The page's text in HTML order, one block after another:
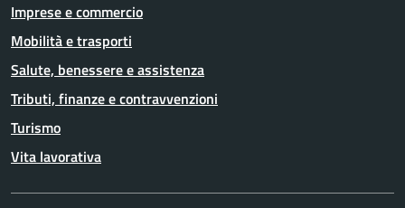
Imprese e commercio
Mobilità e trasporti
Salute, benessere e assistenza
Tributi, finanze e contravvenzioni
Turismo
Vita lavorativa